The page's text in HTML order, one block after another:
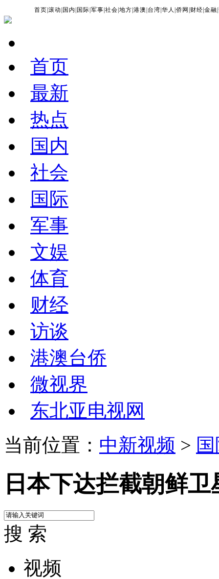
首页 |滚动 国内 国际 |军事 |社会 |地方 |港澳 台湾 |华人 |侨网 财经 |金融 |
首页
最新
热点
国内
社会
国际
军事
文娱
体育
财经
访谈
港澳台侨
微视界
东北亚电视网
当前位置： 中新视频 >
日本下达拦截朝鲜
搜 索
视频